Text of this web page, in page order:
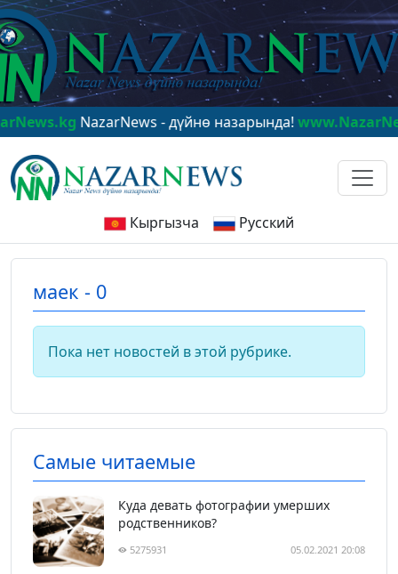
NazarNews - дүйнө назарында!
Кыргызча Русский
маек - 0
Пока нет новостей в этой рубрике.
Самые читаемые
Куда девать фотографии умерших
родственников?
5275931 05.02.2021 20:08